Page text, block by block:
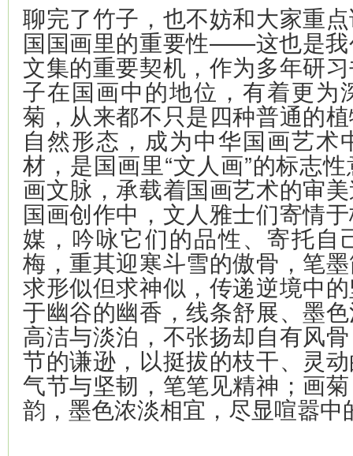
聊完了竹子，也不妨和大家重
国国画里的重要性——这也是我
文集的重要契机，作为多年研
子在国画中的地位，有着更为
菊，从来都不只是四种普通的
自然形态，成为中华国画艺术
材，是国画里“文人画”的标志
画文脉，承载着国画艺术的审
国画创作中，文人雅士们寄情
媒，吟咏它们的品性、寄托自
梅，重其迎寒斗雪的傲骨，笔
求形似但求神似，传递逆境中
于幽谷的幽香，线条舒展、墨
高洁与淡泊，不张扬却自有风
节的谦逊，以挺拔的枝干、灵
气节与坚韧，笔笔见精神；画
韵，墨色浓淡相宜，尽显喧嚣中